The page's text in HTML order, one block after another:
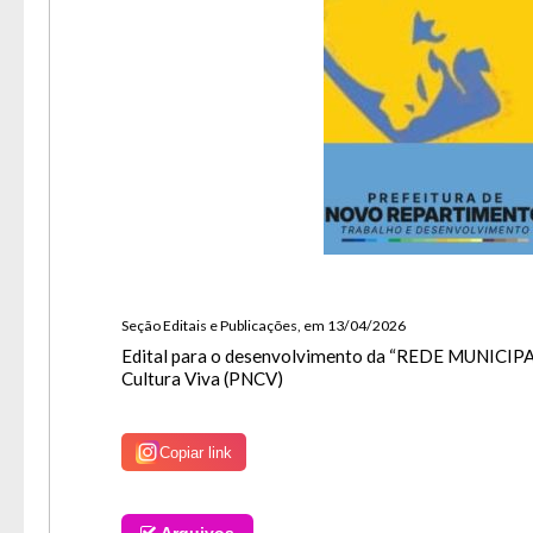
Seção Editais e Publicações, em 13/04/2026
Edital para o desenvolvimento da “REDE
Cultura Viva (PNCV)
Copiar link